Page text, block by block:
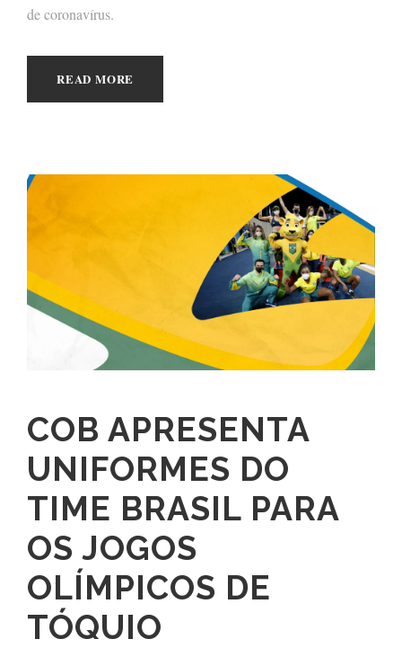
de coronavírus.
READ MORE
COB APRESENTA
UNIFORMES DO
TIME BRASIL PARA
OS JOGOS
OLÍMPICOS DE
TÓQUIO